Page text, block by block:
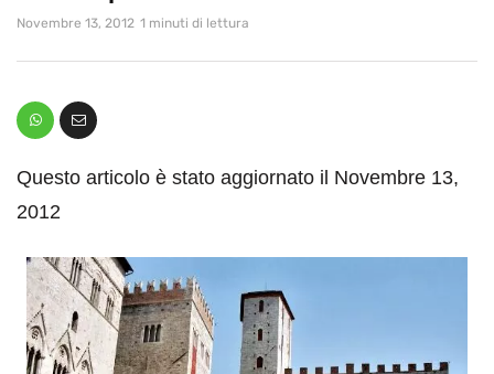
Novembre 13, 2012 1 minuti di lettura
Questo articolo è stato aggiornato il Novembre 13,
2012